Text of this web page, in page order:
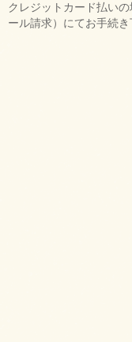
クレジットカード払い
ール請求）にてお手続き